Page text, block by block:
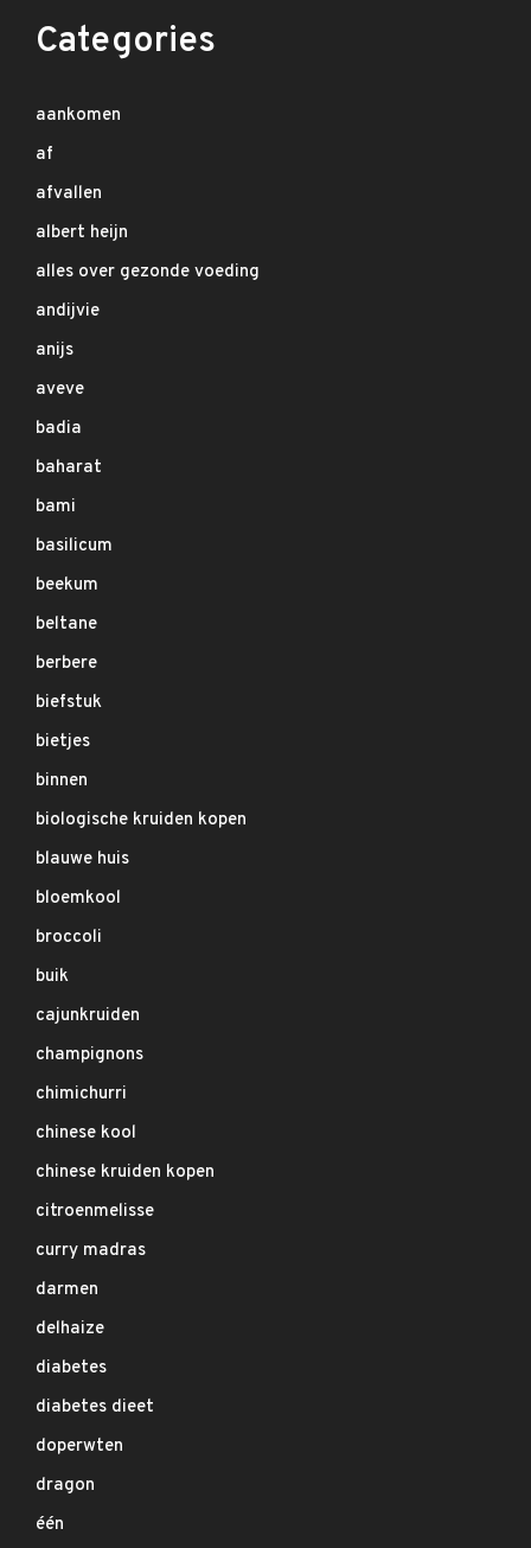
Categories
aankomen
af
afvallen
albert heijn
alles over gezonde voeding
andijvie
anijs
aveve
badia
baharat
bami
basilicum
beekum
beltane
berbere
biefstuk
bietjes
binnen
biologische kruiden kopen
blauwe huis
bloemkool
broccoli
buik
cajunkruiden
champignons
chimichurri
chinese kool
chinese kruiden kopen
citroenmelisse
curry madras
darmen
delhaize
diabetes
diabetes dieet
doperwten
dragon
één